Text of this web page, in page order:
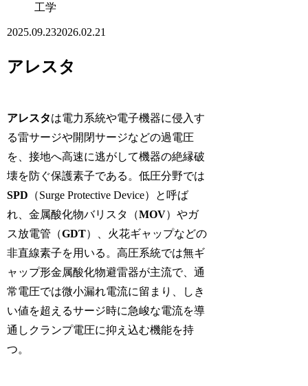
工学
2025.09.232026.02.21
アレスタ
アレスタは電力系統や電子機器に侵入す
る雷サージや開閉サージなどの過電圧
を、接地へ高速に逃がして機器の絶縁破
壊を防ぐ保護素子である。低圧分野では
SPD （Surge Protective Device）と呼ば
れ、金属酸化物バリスタ（MOV）やガ
ス放電管（GDT）、火花ギャップなどの
非直線素子を用いる。高圧系統では無ギ
ャップ形金属酸化物避雷器が主流で、通
常電圧では微小漏れ電流に留まり、しき
い値を超えるサージ時に急峻な電流を導
通しクランプ電圧に抑え込む機能を持
つ。